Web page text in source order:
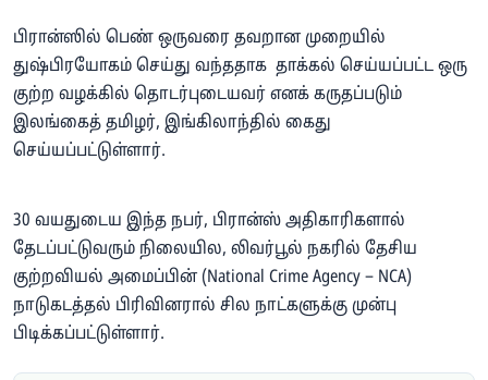
பிரான்ஸில் பெண் ஒருவரை தவறான முறையில்
துஷ்பிரயோகம் செய்து வந்ததாக தாக்கல் செய்யப்பட்ட ஒரு
குற்ற வழக்கில் தொடர்புடையவர் எனக் கருதப்படும்
இலங்கைத் தமிழர், இங்கிலாந்தில் கைது
செய்யப்பட்டுள்ளார்.
30 வயதுடைய இந்த நபர், பிரான்ஸ் அதிகாரிகளால்
தேடப்பட்டுவரும் நிலையில, லிவர்பூல் நகரில் தேசிய
குற்றவியல் அமைப்பின் (National Crime Agency – NCA)
நாடுகடத்தல் பிரிவினரால் சில நாட்களுக்கு முன்பு
பிடிக்கப்பட்டுள்ளார்.